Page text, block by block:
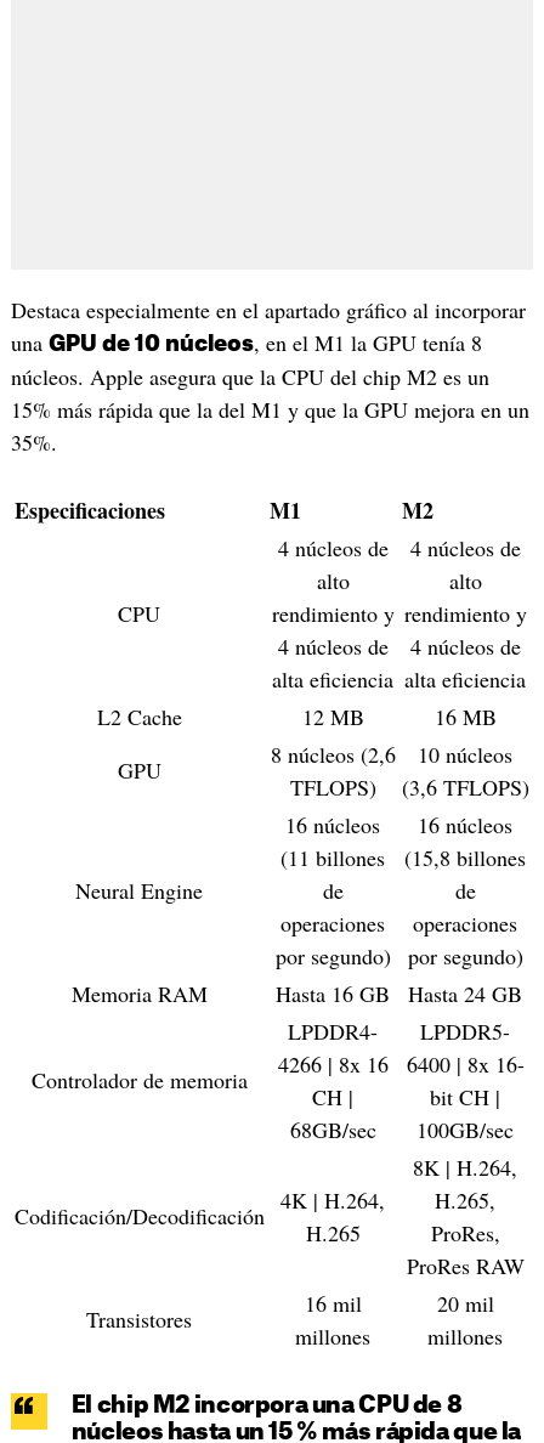
Destaca especialmente en el apartado gráfico al incorporar
una GPU de 10 núcleos, en el M1 la GPU tenía 8
núcleos. Apple asegura que la CPU del chip M2 es un
15% más rápida que la del M1 y que la GPU mejora en un
35%.
Especificaciones M1 M2
CPU
4 núcleos de
alto
rendimiento y
4 núcleos de
alta eficiencia
4 núcleos de
alto
rendimiento y
4 núcleos de
alta eficiencia
L2 Cache
12 MB
16 MB
GPU
8 núcleos (2,6
TFLOPS)
10 núcleos
(3,6 TFLOPS)
Neural Engine
16 núcleos
(11 billones
de
operaciones
por segundo)
16 núcleos
(15,8 billones
de
operaciones
por segundo)
Memoria RAM
Hasta 16 GB Hasta 24 GB
Controlador de memoria
LPDDR4-
4266 | 8x 16
CH |
68GB/sec
LPDDR5-
6400 | 8x 16-
bit CH |
100GB/sec
Codificación/Decodificación
4K | H.264,
H.265
8K | H.264,
H.265,
ProRes,
ProRes RAW
Transistores
16 mil
millones
20 mil
millones
El chip M2 incorpora una CPU de 8
núcleos hasta un 15 % más rápida que la